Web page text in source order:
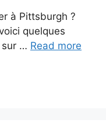
à Pittsburgh ?
quelques
sur … Read more